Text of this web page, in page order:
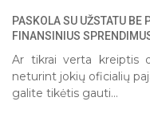
PASKOLA SU UŽSTATU
FINANSINIUS
Ar tikrai verta kreiptis
neturint jokių oficialių
galite tikėtis gauti...